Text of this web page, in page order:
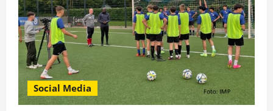
werden
gekürt
Social Media